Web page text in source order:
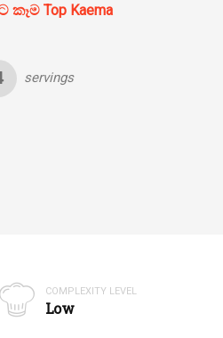
කෑම Top Kaema
servings
COMPLEXITY LEVEL
Low